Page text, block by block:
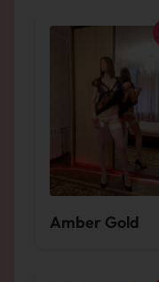
Amber Gold